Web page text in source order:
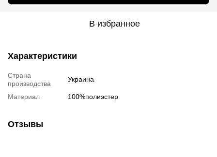
В избранное
Характеристики
Страна
производства
Украина
Материал 100%полиэстер
Отзывы